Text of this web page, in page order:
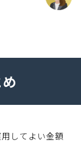
してよい金額